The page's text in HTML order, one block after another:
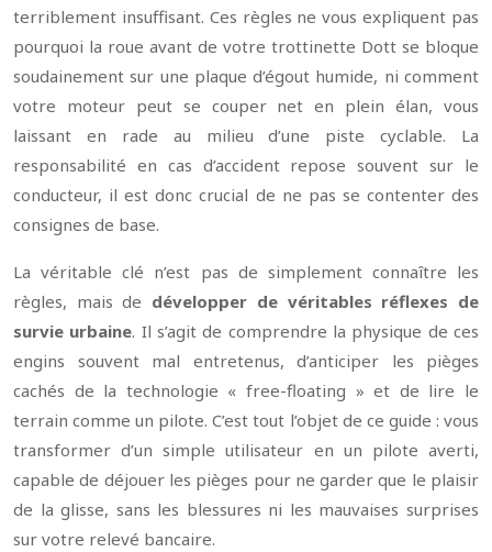
terriblement insuffisant. Ces règles ne vous expliquent pas
pourquoi la roue avant de votre trottinette Dott se bloque
soudainement sur une plaque d’égout humide, ni comment
votre moteur peut se couper net en plein élan, vous
laissant en rade au milieu d’une piste cyclable. La
responsabilité en cas d’accident repose souvent sur le
conducteur, il est donc crucial de ne pas se contenter des
consignes de base.
La véritable clé n’est pas de simplement connaître les
règles, mais de développer de véritables réflexes de
survie urbaine. Il s’agit de comprendre la physique de ces
engins souvent mal entretenus, d’anticiper les pièges
cachés de la technologie « free-floating » et de lire le
terrain comme un pilote. C’est tout l’objet de ce guide : vous
transformer d’un simple utilisateur en un pilote averti,
capable de déjouer les pièges pour ne garder que le plaisir
de la glisse, sans les blessures ni les mauvaises surprises
sur votre relevé bancaire.